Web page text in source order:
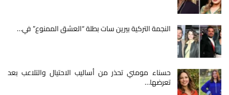
النجمة التركية بيرين سات بطلة “العشق الممنوع” في…
حسناء مومني تحذر من أساليب الاحتيال والتلاعب بعد
تعرضها…